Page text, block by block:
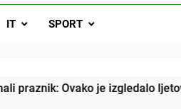
je izgledalo ljetovanje u Jugoslaviji
4 stvari ne govori ni rodu
IT SPORT
je izgledalo ljetovanje u